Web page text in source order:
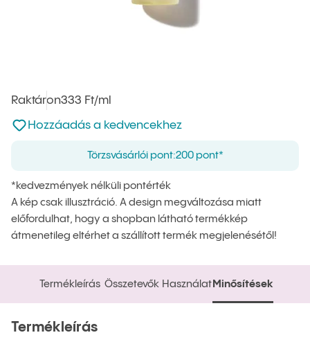
RaktáronEgységár
333 Ft/ml
Nincsen hozzáadva a kedvencekhez
Hozzáadás a kedvencekhez
Törzsvásárlói pont:200 pont*
*kedvezmények nélküli pontérték
A kép csak illusztráció. A design megváltozása miatt
előfordulhat, hogy a shopban látható termékkép
átmenetileg eltérhet a szállított termék megjelenésétől!
Termékleírás
Termékleírás
Összetevők
Összetevők
Használat
Használat
Minősítések
Minősítések
Termékleírás